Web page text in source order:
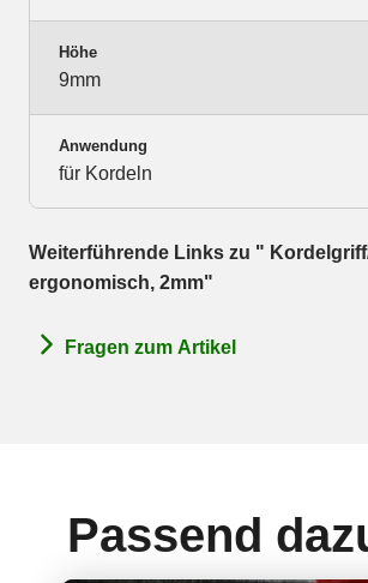
Höhe
9mm
Anwendung
für Kordeln
Weiterführende Links zu "
ergonomisch, 2mm"
Fragen zum Artikel
Passend